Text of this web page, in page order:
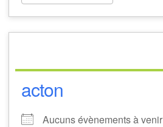
acton
Aucuns évènements à venir